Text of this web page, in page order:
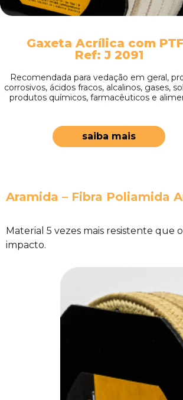
Gaxeta Acrílica com
Ref: J 2091
Recomendada para vedação em geral,
corrosivos, ácidos fracos, alcalinos, gases,
produtos químicos, farmacêuticos e
saiba mais
Aramida – Fibra Poliamida
Material 5 vezes mais resistente que
impacto.